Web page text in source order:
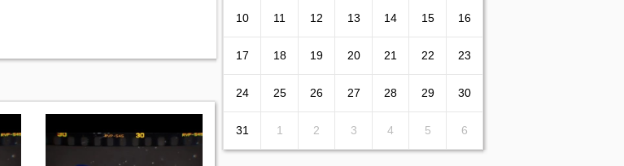
10 11 12 13 14 15 16
17 18 19 20 21 22 23
24 25 26 27 28 29 30
31 1 2 3 4 5 6